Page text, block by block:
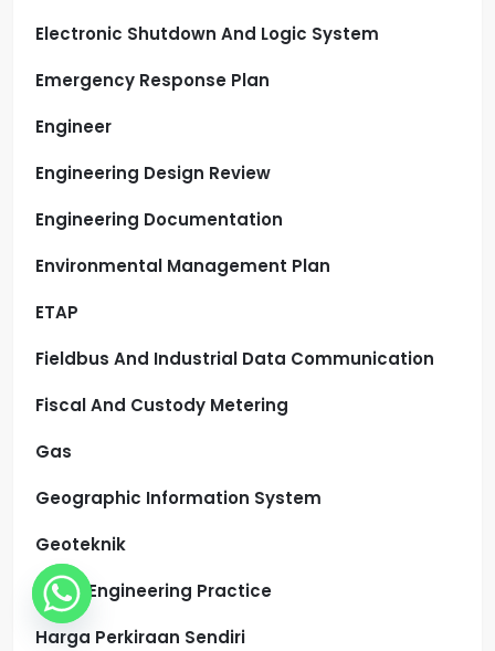
Electronic Shutdown And Logic System
Emergency Response Plan
Engineer
Engineering Design Review
Engineering Documentation
Environmental Management Plan
ETAP
Fieldbus And Industrial Data Communication
Fiscal And Custody Metering
Gas
Geographic Information System
Geoteknik
Good Engineering Practice
Harga Perkiraan Sendiri